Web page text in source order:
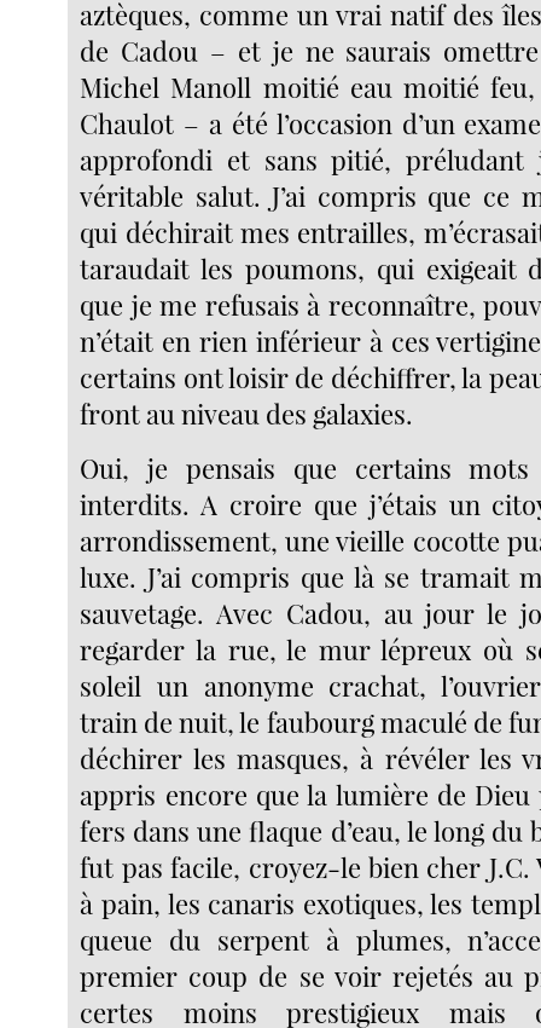
aztèques, comme un vrai natif des
de Cadou – et je ne saurais omettre
Michel Manoll moitié eau moitié
Chaulot – a été l’occasion d’un
approfondi et sans pitié, préludant
véritable salut. J’ai compris que ce
qui déchirait mes entrailles,
taraudait les poumons, qui exigeait
que je me refusais à reconnaître,
n’était en rien inférieur à ces
certains ont loisir de déchiffrer, la
front au niveau des galaxies.
Oui, je pensais que certains mots
interdits. A croire que j’étais un
arrondissement, une vieille cocotte
luxe. J’ai compris que là se tramait
sauvetage. Avec Cadou, au jour le
regarder la rue, le mur lépreux où
soleil un anonyme crachat,
train de nuit, le faubourg maculé de
déchirer les masques, à révéler les
appris encore que la lumière de
fers dans une flaque d’eau, le long du
fut pas facile, croyez-le bien cher J.C.
à pain, les canaris exotiques, les
queue du serpent à plumes,
premier coup de se voir rejetés au
certes moins prestigieux mais